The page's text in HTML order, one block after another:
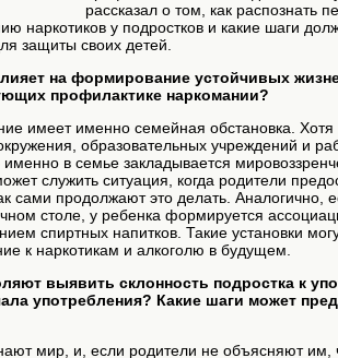
рассказал о том, как распознать
наркотиков у подростков и какие шаги
защиты своих детей.
на формирование устойчивых
профилактике наркомании?
имеет именно семейная обстановка. Хотя
образовательных учреждений и
в семье закладывается
служить ситуация, когда родители
сами продолжают это делать. Аналогично,
столе, у ребенка формируется
спиртных напитков. Такие установки
к наркотикам и алкоголю в будущем.
выявить склонность подростка к
употребления? Какие шаги может
мир, и, если родители не объясняют им,